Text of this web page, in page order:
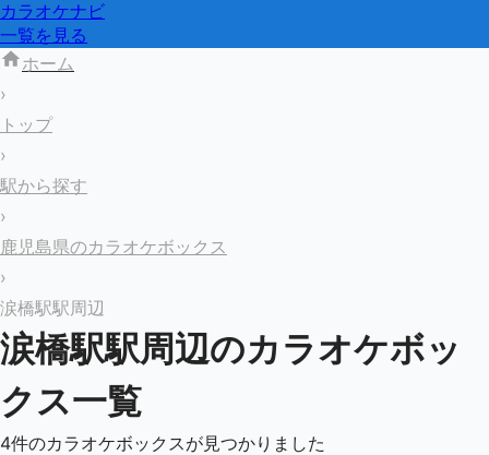
カラオケナビ
一覧を見る
ホーム
›
トップ
›
駅から探す
›
鹿児島県のカラオケボックス
›
涙橋駅駅周辺
涙橋駅駅周辺のカラオケボッ
クス一覧
4件のカラオケボックスが見つかりました